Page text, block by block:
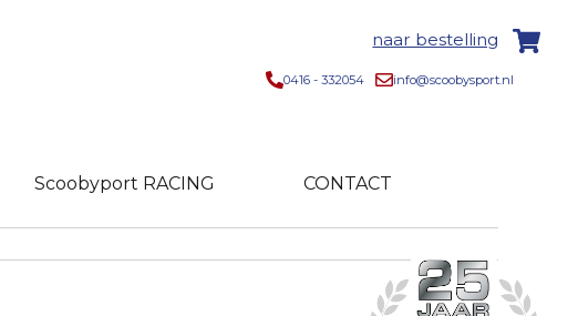
naar bestelling
0416 - 332054 info@scoobysport.nl
Scoobyport RACING CONTACT